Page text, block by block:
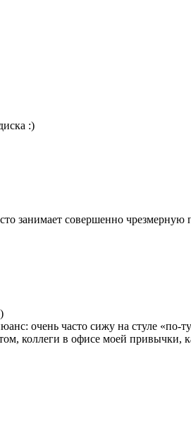
:)
занимает совершенно чрезмерную
очень часто сижу на стуле
коллеги в офисе моей привычки,